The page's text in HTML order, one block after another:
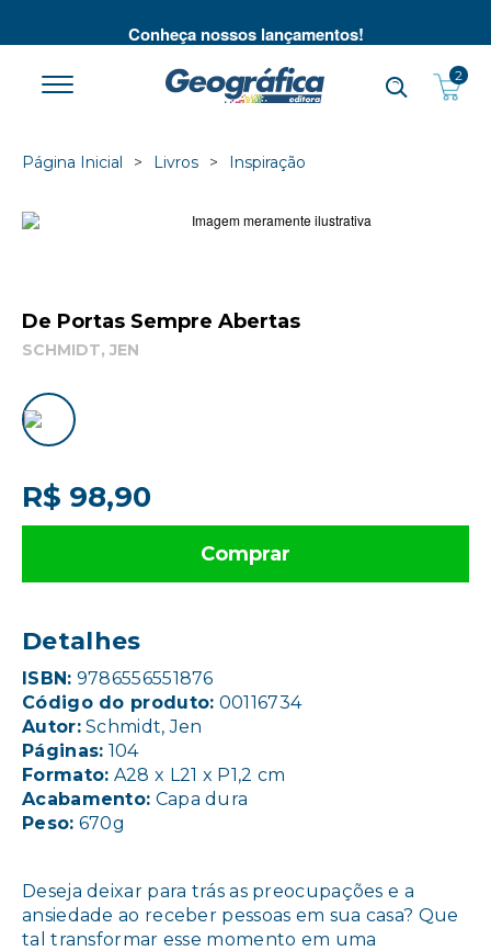
Conheça nossos lançamentos!
2
Página Inicial Livros Inspiração
De Portas Sempre Abertas
SCHMIDT, JEN
R$ 98,90
Comprar
Detalhes
ISBN: 9786556551876
Código do produto: 00116734
Autor:Schmidt, Jen
Páginas: 104
Formato: A28 x L21 x P1,2 cm
Acabamento: Capa dura
Peso: 670g
Deseja deixar para trás as preocupações e a
ansiedade ao receber pessoas em sua casa? Que
tal transformar esse momento em uma